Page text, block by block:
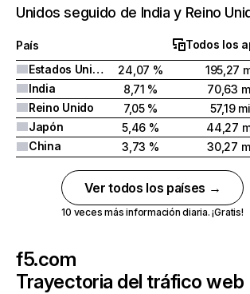
Unidos seguido de India y Reino
País
Todos los
Estados Unidos
24,07 %
195,27
India
8,71 %
70,63
Reino Unido
7,05 %
57,19
Japón
5,46 %
44,27
China
3,73 % 30,27
Ver todos los países →
10 veces más información diaria. ¡Gratis!
f5.com
Trayectoria del tráfico web